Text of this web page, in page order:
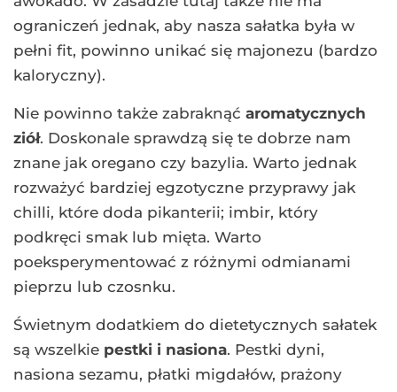
ograniczeń jednak, aby nasza sałatka była w
pełni fit, powinno unikać się majonezu (bardzo
kaloryczny).
Nie powinno także zabraknąć aromatycznych
ziół. Doskonale sprawdzą się te dobrze nam
znane jak oregano czy bazylia. Warto jednak
rozważyć bardziej egzotyczne przyprawy jak
chilli, które doda pikanterii; imbir, który
podkręci smak lub mięta. Warto
poeksperymentować z różnymi odmianami
pieprzu lub czosnku.
Świetnym dodatkiem do dietetycznych sałatek
są wszelkie pestki i nasiona. Pestki dyni,
nasiona sezamu, płatki migdałów, prażony